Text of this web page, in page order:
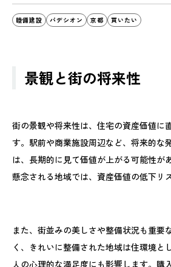
睦備建設 パデシオン 京都 買いたい
景観と街の将来性
街の景観や将来性は、住宅の資産価値に
す。駅前や商業施設周辺など、将来的な
は、長期的に見て価値が上がる可能性が
懸念される地域では、資産価値の低下リ
また、街並みの美しさや整備状況も重要
く、きれいに整備された地域は住環境と
人の心理的な満足度にも影響します。購